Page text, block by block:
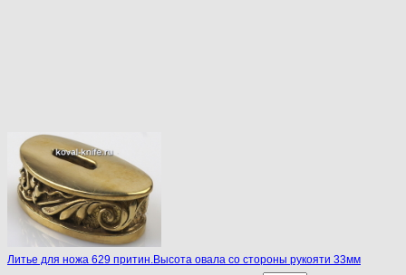
Литье для ножа 629 притин.Высота овала со стороны рукояти 33мм